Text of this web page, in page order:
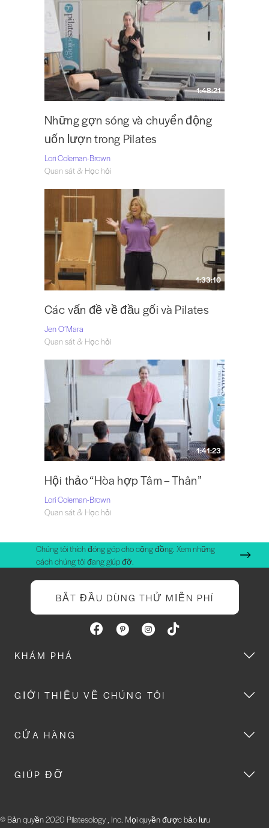
1:48:21
Những gợn sóng và chuyển động
uốn lượn trong Pilates
Lori Coleman-Brown
Quan sát & Học hỏi
1:33:10
Các vấn đề về đầu gối và Pilates
Jen O’Mara
Quan sát & Học hỏi
1:41:23
Hội thảo “Hòa hợp Tâm – Thân”
Lori Coleman-Brown
Quan sát & Học hỏi
Chúng tôi thích đóng góp cho cộng đồng. Xem những
cách chúng tôi đang giúp đỡ.
BẮT ĐẦU DÙNG THỬ MIỄN PHÍ
KHÁM PHÁ
GIỚI THIỆU VỀ CHÚNG TÔI
CỬA HÀNG
GIÚP ĐỠ
© Bản quyền 2020 Pilatesology , Inc. Mọi quyền được bảo lưu